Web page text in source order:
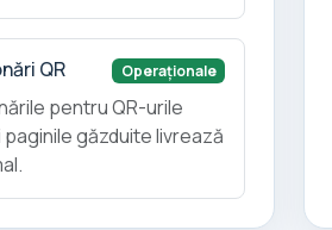
QR Operaționale
pentru QR-urile
paginile găzduite livrează